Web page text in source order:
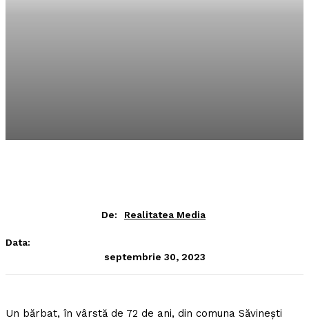
De: Realitatea Media
Data:
septembrie 30, 2023
Un bărbat, în vârstă de 72 de ani, din comuna Săvineşti